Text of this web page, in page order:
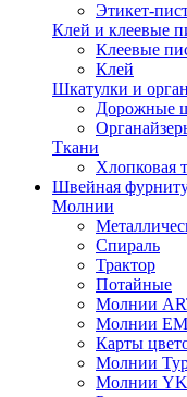
Этикет-
Клей и клеевые
Клеевые
Клей
Шкатулки и
Дорожные
Ткани
Хлопковая
Швейная
Молнии
Спираль
Трактор
Потайные
Молнии
Молнии
Карты
Молнии
Молнии